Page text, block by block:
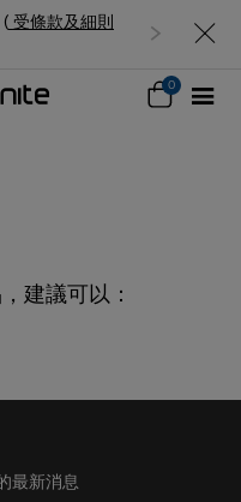
受條款及細則
0
建議可以：
最新消息